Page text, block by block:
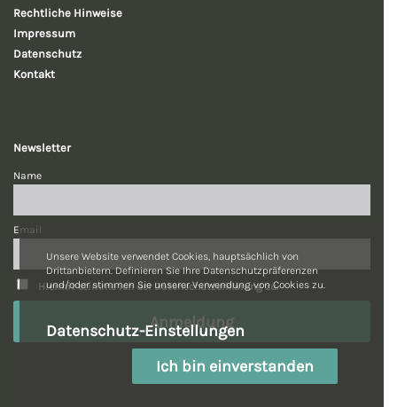
Rechtliche Hinweise
Impressum
Datenschutz
Kontakt
Newsletter
Name
Email
Hiermit stimme ich der Datenschutzerklärung zu.
Unsere Website verwendet Cookies, hauptsächlich von
Drittanbietern. Definieren Sie Ihre Datenschutzpräferenzen
und/oder stimmen Sie unserer Verwendung von Cookies zu.
Datenschutz-Einstellungen
Ich bin einverstanden